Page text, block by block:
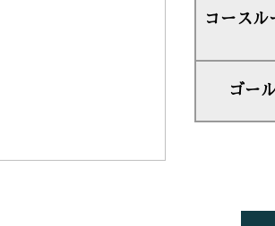
コースル
ゴー